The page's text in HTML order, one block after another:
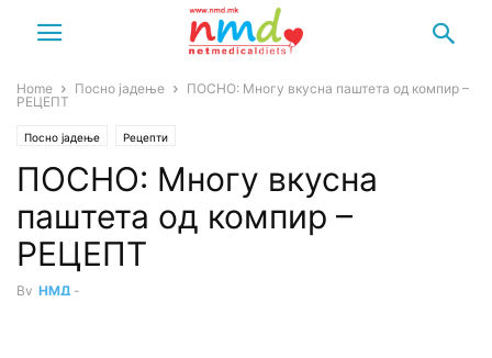
Home Посно јадење
ПОСНО: Многу вкусна паштета од компир –
РЕЦЕПТ
Посно јадење Рецепти
ПОСНО: Многу вкусна
паштета од компир –
РЕЦЕПТ
By НМД -